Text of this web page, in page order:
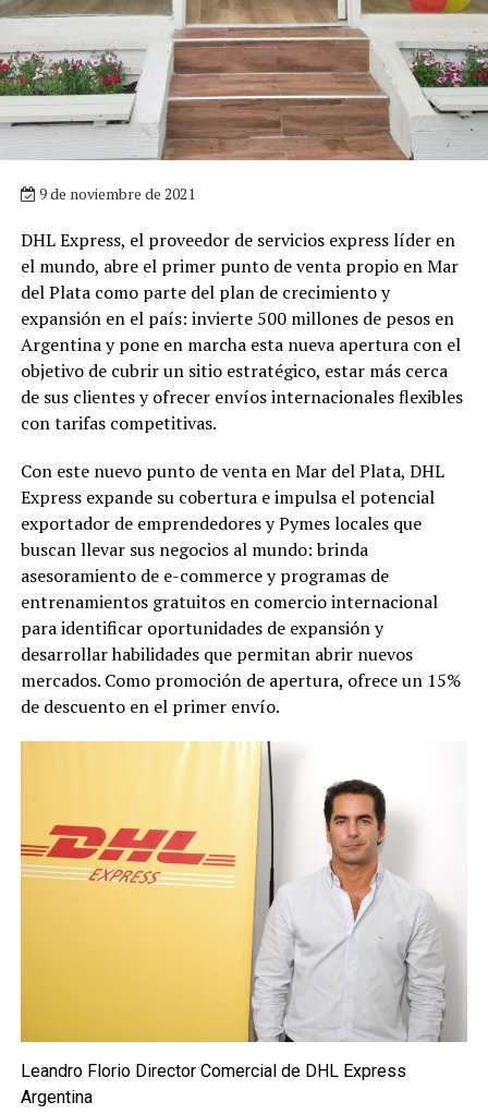
9 de noviembre de 2021
DHL Express, el proveedor de servicios express líder en
el mundo, abre el primer punto de venta propio en Mar
del Plata como parte del plan de crecimiento y
expansión en el país: invierte 500 millones de pesos en
Argentina y pone en marcha esta nueva apertura con el
objetivo de cubrir un sitio estratégico, estar más cerca
de sus clientes y ofrecer envíos internacionales flexibles
con tarifas competitivas.
Con este nuevo punto de venta en Mar del Plata, DHL
Express expande su cobertura e impulsa el potencial
exportador de emprendedores y Pymes locales que
buscan llevar sus negocios al mundo: brinda
asesoramiento de e-commerce y programas de
entrenamientos gratuitos en comercio internacional
para identificar oportunidades de expansión y
desarrollar habilidades que permitan abrir nuevos
mercados. Como promoción de apertura, ofrece un 15%
de descuento en el primer envío.
Leandro Florio Director Comercial de DHL Express
Argentina